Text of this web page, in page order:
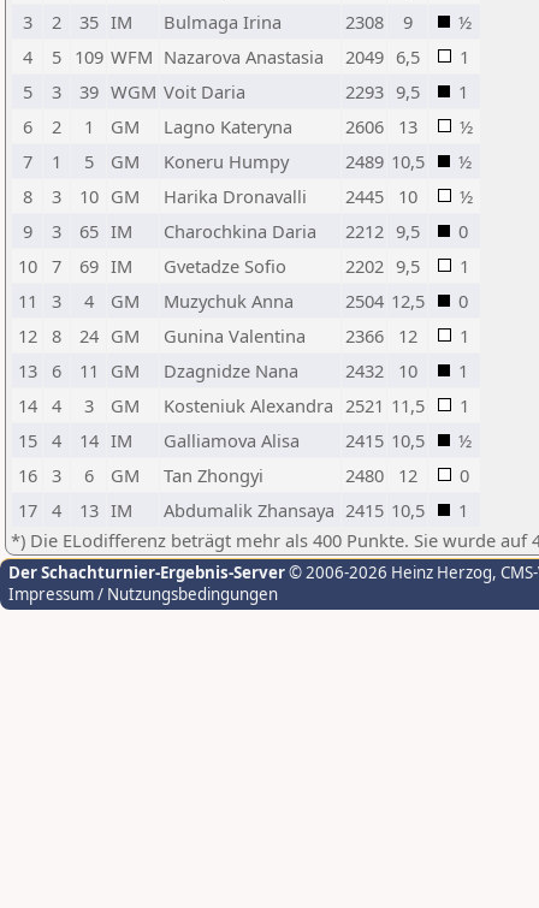
3
2 35 IM Bulmaga Irina 2308 9
½
4
5 109 WFM Nazarova Anastasia 2049 6,5
1
5
3 39 WGM Voit Daria 2293 9,5
1
6
2 1 GM Lagno Kateryna 2606 13
½
7
1 5 GM Koneru Humpy 2489 10,5
½
8
3 10 GM Harika Dronavalli 2445 10
½
9
3 65 IM Charochkina Daria 2212 9,5
0
10
7 69 IM Gvetadze Sofio 2202 9,5
1
11
3 4 GM Muzychuk Anna 2504 12,5
0
12
8 24 GM Gunina Valentina 2366 12
1
13
6 11 GM Dzagnidze Nana 2432 10
1
14
4 3 GM Kosteniuk Alexandra 2521 11,5
1
15
4 14 IM Galliamova Alisa 2415 10,5
½
16
3 6 GM Tan Zhongyi 2480 12
0
17
4 13 IM Abdumalik Zhansaya 2415 10,5
1
*) Die ELodifferenz beträgt mehr als 400 Punkte. Sie wurde auf
Der Schachturnier-Ergebnis-Server© 2006-2026 Heinz Herzog,
Impressum / Nutzungsbedingungen